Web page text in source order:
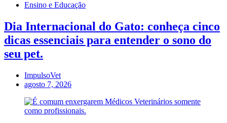
Ensino e Educação
Dia Internacional do Gato: conheça cinco
dicas essenciais para entender o sono do
seu pet.
ImpulsoVet
agosto 7, 2026